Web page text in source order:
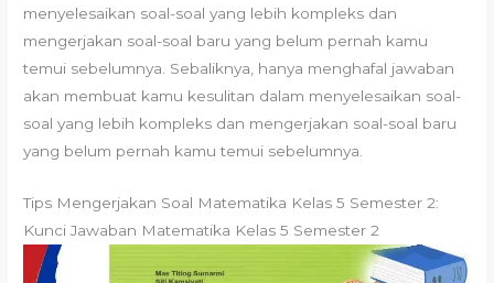
menyelesaikan soal-soal yang lebih kompleks dan
mengerjakan soal-soal baru yang belum pernah kamu
temui sebelumnya. Sebaliknya, hanya menghafal jawaban
akan membuat kamu kesulitan dalam menyelesaikan soal-
soal yang lebih kompleks dan mengerjakan soal-soal baru
yang belum pernah kamu temui sebelumnya.
Tips Mengerjakan Soal Matematika Kelas 5 Semester 2:
Kunci Jawaban Matematika Kelas 5 Semester 2